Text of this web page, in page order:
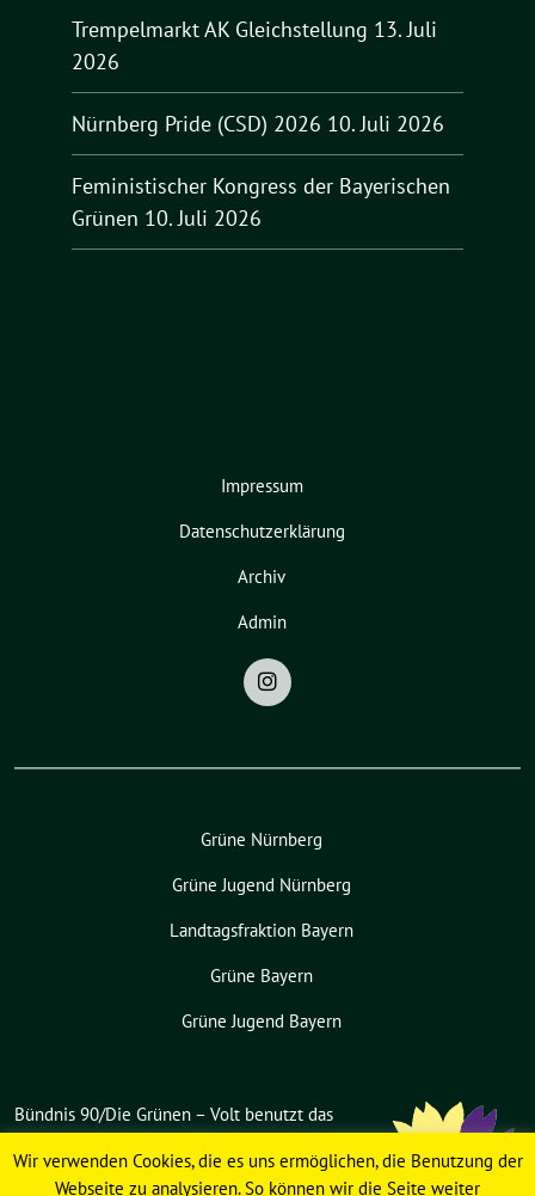
Trempelmarkt AK Gleichstellung 13. Juli
2026
Nürnberg Pride (CSD) 2026 10. Juli 2026
Feministischer Kongress der Bayerischen
Grünen 10. Juli 2026
Impressum
Datenschutzerklärung
Archiv
Admin
Grüne Nürnberg
Grüne Jugend Nürnberg
Landtagsfraktion Bayern
Grüne Bayern
Grüne Jugend Bayern
Bündnis 90/Die Grünen – Volt benutzt das
Angebot derverdigado eG.
Wir verwenden Cookies, die es uns ermöglichen, die Benutzung der
Webseite zu analysieren. So können wir die Seite weiter